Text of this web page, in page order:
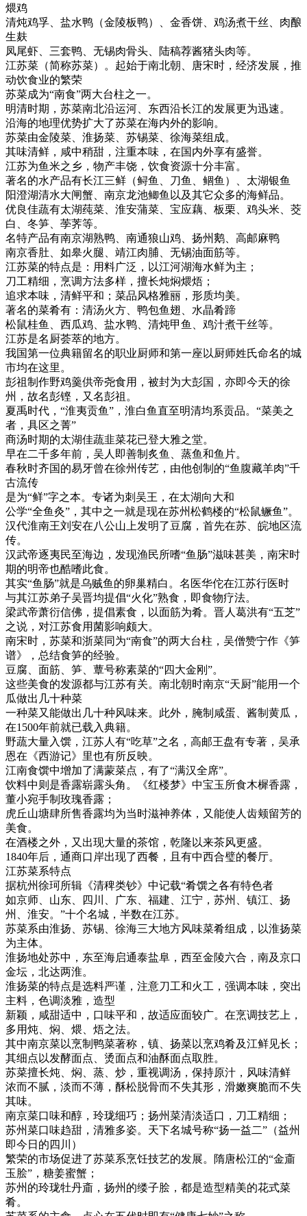
煨鸡
清炖鸡孚、盐水鸭（金陵板鸭）、金香饼、鸡汤煮干丝、肉酿
生麸
凤尾虾、三套鸭、无锡肉骨头、陆稿荐酱猪头肉等。
江苏菜（简称苏菜）。起始于南北朝、唐宋时，经济发展，推
动饮食业的繁荣
苏菜成为“南食”两大台柱之一。
明清时期，苏菜南北沿运河、东西沿长江的发展更为迅速。
沿海的地理优势扩大了苏菜在海内外的影响。
苏菜由金陵菜、淮扬菜、苏锡菜、徐海菜组成。
其味清鲜，咸中稍甜，注重本味，在国内外享有盛誉。
江苏为鱼米之乡，物产丰饶，饮食资源十分丰富。
著名的水产品有长江三鲜（鲟鱼、刀鱼、鲴鱼）、太湖银鱼
阳澄湖清水大闸蟹、南京龙池鲫鱼以及其它众多的海鲜品。
优良佳蔬有太湖莼菜、淮安蒲菜、宝应藕、板栗、鸡头米、茭
白、冬笋、荸荠等。
名特产品有南京湖熟鸭、南通狼山鸡、扬州鹅、高邮麻鸭
南京香肚、如皋火腿、靖江肉脯、无锡油面筋等。
江苏菜的特点是：用料广泛，以江河湖海水鲜为主；
刀工精细，烹调方法多样，擅长炖焖煨焐；
追求本味，清鲜平和；菜品风格雅丽，形质均美。
著名的菜肴有：清汤火方、鸭包鱼翅、水晶肴蹄
松鼠桂鱼、西瓜鸡、盐水鸭、清炖甲鱼、鸡汁煮干丝等。
江苏是名厨荟萃的地方。
我国第一位典籍留名的职业厨师和第一座以厨师姓氏命名的城
市均在这里。
彭祖制作野鸡羹供帝尧食用，被封为大彭国，亦即今天的徐
州，故名彭铿，又名彭祖。
夏禹时代，“淮夷贡鱼”，淮白鱼直至明清均系贡品。“菜美之
者，具区之菁”
商汤时期的太湖佳蔬韭菜花已登大雅之堂。
早在二千多年前，吴人即善制炙鱼、蒸鱼和鱼片。
春秋时齐国的易牙曾在徐州传艺，由他创制的“鱼腹藏羊肉”千
古流传
是为“鲜”字之本。专诸为刺吴王，在太湖向大和
公学“全鱼灸”，其中之一就是现在苏州松鹤楼的“松鼠鳜鱼”。
汉代淮南王刘安在八公山上发明了豆腐，首先在苏、皖地区流
传。
汉武帝逐夷民至海边，发现渔民所嗜“鱼肠”滋味甚美，南宋时
期的明帝也酷嗜此食。
其实“鱼肠”就是乌贼鱼的卵巢精白。名医华佗在江苏行医时
与其江苏弟子吴晋均提倡“火化”熟食，即食物疗法。
梁武帝萧衍信佛，提倡素食，以面筋为肴。晋人葛洪有“五芝”
之说，对江苏食用菌影响颇大。
南宋时，苏菜和浙菜同为“南食”的两大台柱，吴僧赞宁作《笋
谱》，总结食笋的经验。
豆腐、面筋、笋、蕈号称素菜的“四大金刚”。
这些美食的发源都与江苏有关。南北朝时南京“天厨”能用一个
瓜做出几十种菜
一种菜又能做出几十种风味来。此外，腌制咸蛋、酱制黄瓜，
在1500年前就已载入典籍。
野蔬大量入馔，江苏人有“吃草”之名，高邮王盘有专著，吴承
恩在《西游记》里也有所反映。
江南食馔中增加了满蒙菜点，有了“满汉全席”。
饮料中则是香露崭露头角。《红楼梦》中宝玉所食木樨香露，
董小宛手制玫瑰香露；
虎丘山塘肆所售香露均为当时滋神养体，又能使人齿颊留芳的
美食。
在酒楼之外，又出现大量的茶馆，乾隆以来茶风更盛。
1840年后，通商口岸出现了西餐，且有中西合璧的餐厅。
江苏菜系特点
据杭州徐珂所辑《清稗类钞》中记载“肴馔之各有特色者
如京师、山东、四川、广东、福建、江宁，苏州、镇江、扬
州、淮安。”十个名城，半数在江苏。
苏菜系由淮扬、苏锡、徐海三大地方风味菜肴组成，以淮扬菜
为主体。
淮扬地处苏中，东至海启通泰盐阜，西至金陵六合，南及京口
金坛，北达两淮。
淮扬菜的特点是选料严谨，注意刀工和火工，强调本味，突出
主料，色调淡雅，造型
新颖，咸甜适中，口味平和，故适应面较广。在烹调技艺上，
多用炖、焖、煨、焐之法。
其中南京菜以烹制鸭菜著称，镇、扬菜以烹鸡肴及江鲜见长；
其细点以发酵面点、烫面点和油酥面点取胜。
苏菜擅长炖、焖、蒸、炒，重视调汤，保持原汁，风味清鲜
浓而不腻，淡而不薄，酥松脱骨而不失其形，滑嫩爽脆而不失
其味。
南京菜口味和醇，玲珑细巧；扬州菜清淡适口，刀工精细；
苏州菜口味趋甜，清雅多姿。天下名城号称“扬一益二”（益州
即今日的四川）
繁荣的市场促进了苏菜系烹饪技艺的发展。隋唐松江的“金齑
玉脍”，糖姜蜜蟹；
苏州的玲珑牡丹齑，扬州的缕子脍，都是造型精美的花式菜
肴。